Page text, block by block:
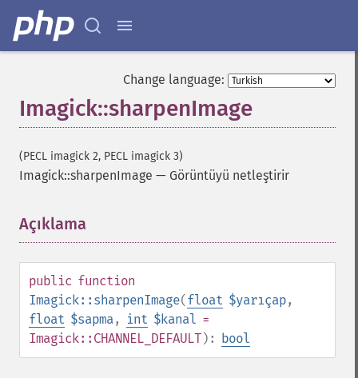
Change language:
Imagick::sharpenImage
(PECL imagick 2, PECL imagick 3)
Imagick::sharpenImage — Görüntüyü netleştirir
Açıklama
public function
Imagick::sharpenImage(float $yarıçap,
float $sapma, int $kanal =
Imagick::CHANNEL_DEFAULT): bool
getImageDistortion
getImageFilename
getImageFormat
getImageGeometry
getImageGravity
getImageGreenPrimary
getImageHistogram
getImageInterlaceScheme
getImageIterations
getImageLength
getImageOrientation
getImagePage
getImagePixelColor
getImageProfile